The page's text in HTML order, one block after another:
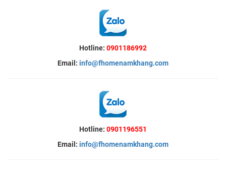
Hotline: 0901186992
Email: info@fhomenamkhang.com
Hotline: 0901196551
Email: info@fhomenamkhang.com